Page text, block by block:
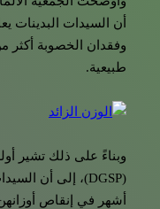
أن السيدات البدينات
وفقدان الخصوبة أكثر
طبيعية.
وبناءً على ذلك تشير